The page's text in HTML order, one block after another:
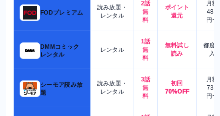
FODプレミアム
読み放題・
レンタル
2話
無
料
ポイント
還元
月額
480
円〜
DMMコミック
レンタル
レンタル
1話
無
料
無料試し
読み
都度
入
シーモア読み放
題
読み放題・
レンタル
3話
無
料
初回
70%OFF
月額
730
円〜